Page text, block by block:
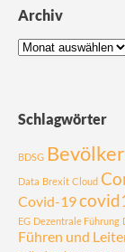
Archiv
Schlagwörter
BDSG
Data Brexit Cloud
Covid-19
EG Dezentrale Führung
Führen und